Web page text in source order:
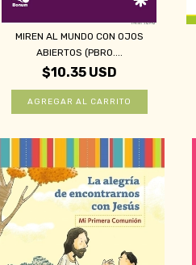
MIREN AL MUNDO CON OJOS
ABIERTOS (PBRO....
$10.35 USD